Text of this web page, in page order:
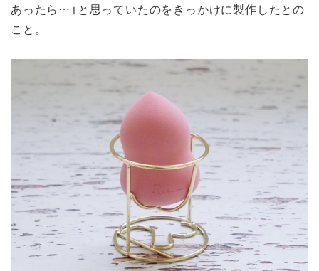
あったら…」と思っていたのをきっかけに製作したとの
こと。